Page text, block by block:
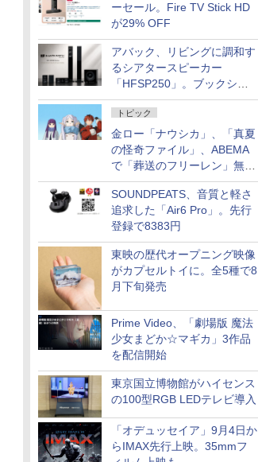
ーセール。Fire TV Stick HD
が29% OFF
アバック、リビングに調和す
るシアタースピーカー
「HFSP250」。ブックシェ
ルフはペア3万円以下
トピック
金ロー「ナウシカ」、「真夏
の怪奇ファイル」、ABEMA
で「葬送のフリーレン」無料
配信など。夏の特番・配信情
報
SOUNDPEATS、音質と軽さ
追求した「Air6 Pro」。先行
登録で8383円
東映の歴代オープニング映像
がカプセルトイに。全5種で8
月下旬発売
Prime Video、「劇場版 魔法
少女まどか☆マギカ」3作品
を配信開始
東京国立博物館がハイセンス
の100型RGB LEDテレビ導入
「オデュッセイア」9月4日か
らIMAX先行上映。35mmフ